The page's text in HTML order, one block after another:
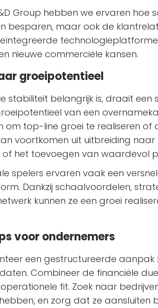
Group hebben we ervaren hoe
besparen, maar ook de
nieuwe commerciële kansen.
groeipotentieel
stabiliteit belangrijk is, draait
van een
om top-line groei te realiseren of
voortkomen uit uitbreiding
het toevoegen van waardevol
spelers ervaren vaak een
Dankzij schaalvoordelen,
kunnen ze een groei
voor ondernemers
een gestructureerde
Combineer de financiële
fit. Zoek naar
en zorg dat ze aansluiten